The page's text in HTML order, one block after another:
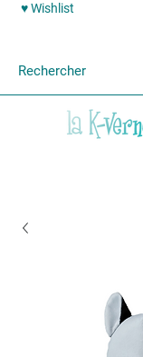
♥ Wishlist